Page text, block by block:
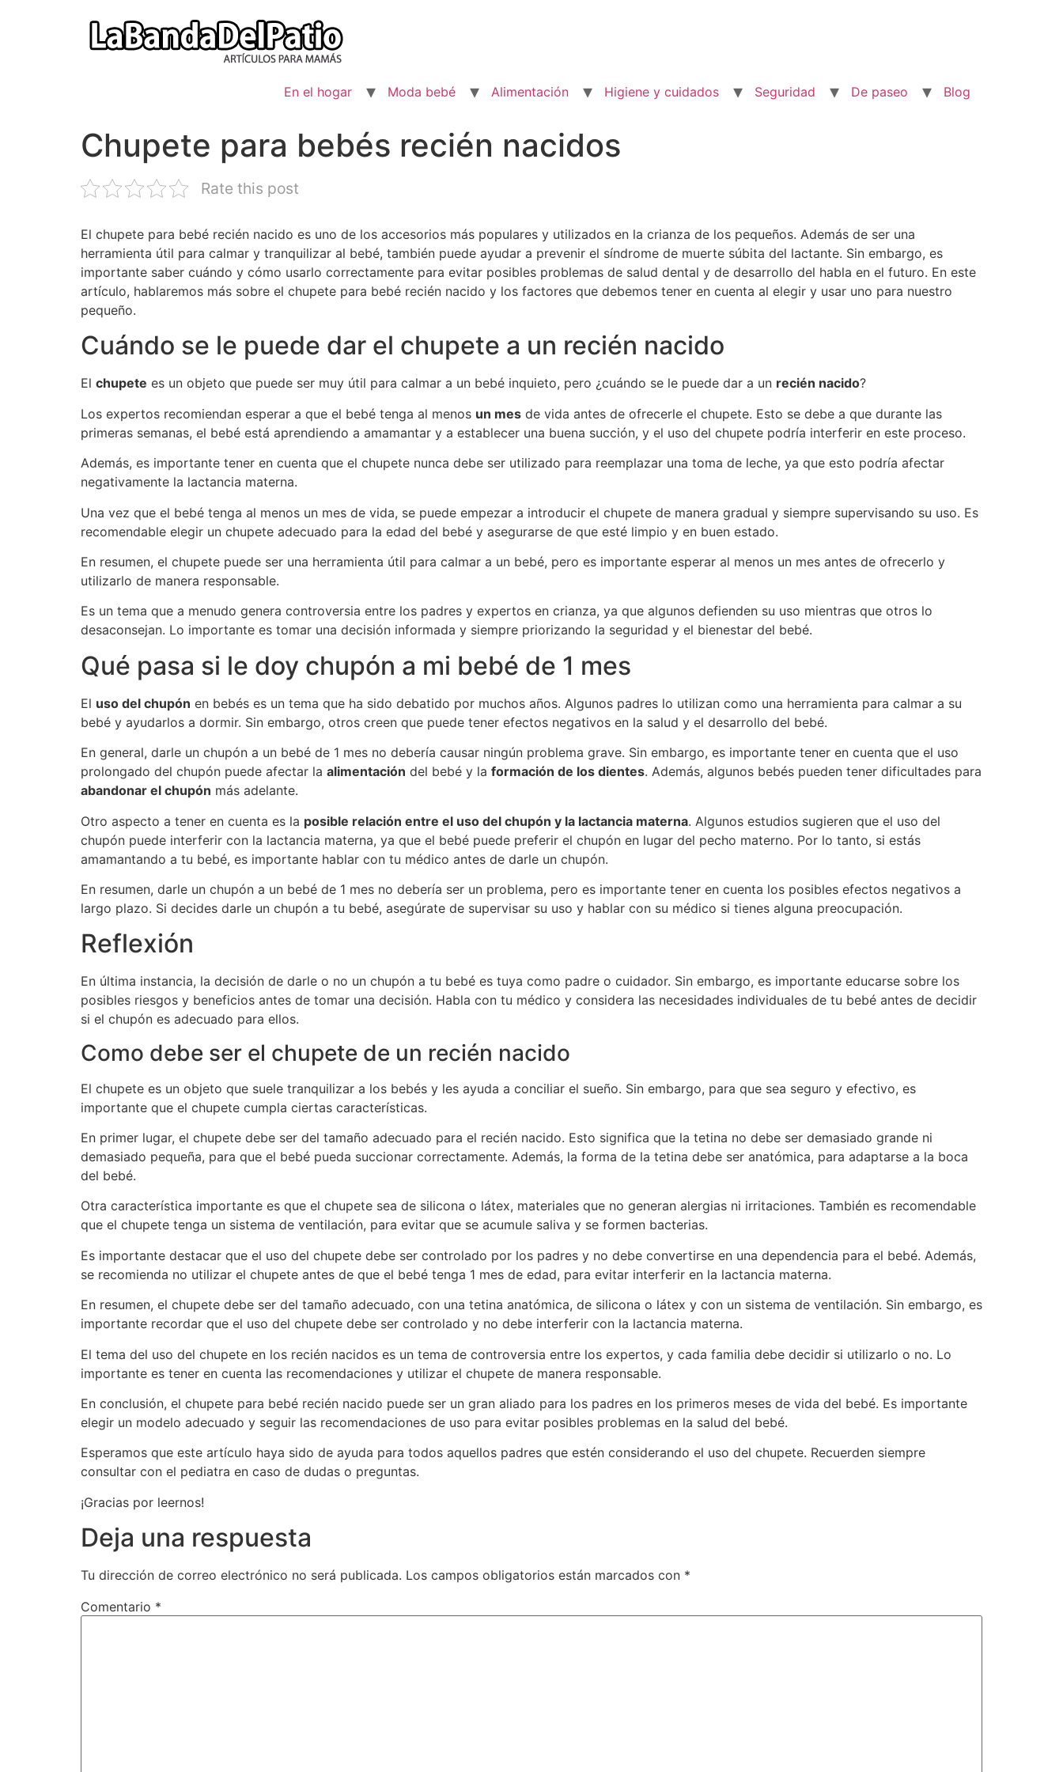
En el hogar Moda bebé Alimentación Higiene y cuidados Seguridad De paseo Blog
Chupete para bebés recién nacidos
Rate this post
El chupete para bebé recién nacido es uno de los accesorios más populares y utilizados en la crianza de los pequeños. Además de ser una
herramienta útil para calmar y tranquilizar al bebé, también puede ayudar a prevenir el síndrome de muerte súbita del lactante. Sin embargo, es
importante saber cuándo y cómo usarlo correctamente para evitar posibles problemas de salud dental y de desarrollo del habla en el futuro. En este
artículo, hablaremos más sobre el chupete para bebé recién nacido y los factores que debemos tener en cuenta al elegir y usar uno para nuestro
pequeño.
Cuándo se le puede dar el chupete a un recién nacido
El chupete es un objeto que puede ser muy útil para calmar a un bebé inquieto, pero ¿cuándo se le puede dar a un recién nacido?
Los expertos recomiendan esperar a que el bebé tenga al menos un mes de vida antes de ofrecerle el chupete. Esto se debe a que durante las
primeras semanas, el bebé está aprendiendo a amamantar y a establecer una buena succión, y el uso del chupete podría interferir en este proceso.
Además, es importante tener en cuenta que el chupete nunca debe ser utilizado para reemplazar una toma de leche, ya que esto podría afectar
negativamente la lactancia materna.
Una vez que el bebé tenga al menos un mes de vida, se puede empezar a introducir el chupete de manera gradual y siempre supervisando su uso. Es
recomendable elegir un chupete adecuado para la edad del bebé y asegurarse de que esté limpio y en buen estado.
En resumen, el chupete puede ser una herramienta útil para calmar a un bebé, pero es importante esperar al menos un mes antes de ofrecerlo y
utilizarlo de manera responsable.
Es un tema que a menudo genera controversia entre los padres y expertos en crianza, ya que algunos defienden su uso mientras que otros lo
desaconsejan. Lo importante es tomar una decisión informada y siempre priorizando la seguridad y el bienestar del bebé.
Qué pasa si le doy chupón a mi bebé de 1 mes
El uso del chupón en bebés es un tema que ha sido debatido por muchos años. Algunos padres lo utilizan como una herramienta para calmar a su
bebé y ayudarlos a dormir. Sin embargo, otros creen que puede tener efectos negativos en la salud y el desarrollo del bebé.
En general, darle un chupón a un bebé de 1 mes no debería causar ningún problema grave. Sin embargo, es importante tener en cuenta que el uso
prolongado del chupón puede afectar la alimentación del bebé y la formación de los dientes. Además, algunos bebés pueden tener dificultades para
abandonar el chupón más adelante.
Otro aspecto a tener en cuenta es la posible relación entre el uso del chupón y la lactancia materna. Algunos estudios sugieren que el uso del
chupón puede interferir con la lactancia materna, ya que el bebé puede preferir el chupón en lugar del pecho materno. Por lo tanto, si estás
amamantando a tu bebé, es importante hablar con tu médico antes de darle un chupón.
En resumen, darle un chupón a un bebé de 1 mes no debería ser un problema, pero es importante tener en cuenta los posibles efectos negativos a
largo plazo. Si decides darle un chupón a tu bebé, asegúrate de supervisar su uso y hablar con su médico si tienes alguna preocupación.
Reflexión
En última instancia, la decisión de darle o no un chupón a tu bebé es tuya como padre o cuidador. Sin embargo, es importante educarse sobre los
posibles riesgos y beneficios antes de tomar una decisión. Habla con tu médico y considera las necesidades individuales de tu bebé antes de decidir
si el chupón es adecuado para ellos.
Como debe ser el chupete de un recién nacido
El chupete es un objeto que suele tranquilizar a los bebés y les ayuda a conciliar el sueño. Sin embargo, para que sea seguro y efectivo, es
importante que el chupete cumpla ciertas características.
En primer lugar, el chupete debe ser del tamaño adecuado para el recién nacido. Esto significa que la tetina no debe ser demasiado grande ni
demasiado pequeña, para que el bebé pueda succionar correctamente. Además, la forma de la tetina debe ser anatómica, para adaptarse a la boca
del bebé.
Otra característica importante es que el chupete sea de silicona o látex, materiales que no generan alergias ni irritaciones. También es recomendable
que el chupete tenga un sistema de ventilación, para evitar que se acumule saliva y se formen bacterias.
Es importante destacar que el uso del chupete debe ser controlado por los padres y no debe convertirse en una dependencia para el bebé. Además,
se recomienda no utilizar el chupete antes de que el bebé tenga 1 mes de edad, para evitar interferir en la lactancia materna.
En resumen, el chupete debe ser del tamaño adecuado, con una tetina anatómica, de silicona o látex y con un sistema de ventilación. Sin embargo, es
importante recordar que el uso del chupete debe ser controlado y no debe interferir con la lactancia materna.
El tema del uso del chupete en los recién nacidos es un tema de controversia entre los expertos, y cada familia debe decidir si utilizarlo o no. Lo
importante es tener en cuenta las recomendaciones y utilizar el chupete de manera responsable.
En conclusión, el chupete para bebé recién nacido puede ser un gran aliado para los padres en los primeros meses de vida del bebé. Es importante
elegir un modelo adecuado y seguir las recomendaciones de uso para evitar posibles problemas en la salud del bebé.
Esperamos que este artículo haya sido de ayuda para todos aquellos padres que estén considerando el uso del chupete. Recuerden siempre
consultar con el pediatra en caso de dudas o preguntas.
¡Gracias por leernos!
Deja una respuesta
Tu dirección de correo electrónico no será publicada. Los campos obligatorios están marcados con *
Comentario *